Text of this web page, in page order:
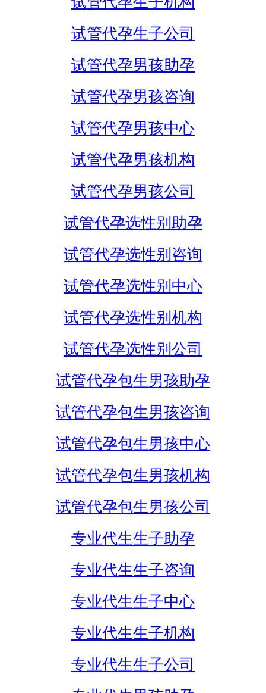
试管代孕生子公司
试管代孕男孩助孕
试管代孕男孩咨询
试管代孕男孩中心
试管代孕男孩机构
试管代孕男孩公司
试管代孕选性别助孕
试管代孕选性别咨询
试管代孕选性别中心
试管代孕选性别机构
试管代孕选性别公司
试管代孕包生男孩助孕
试管代孕包生男孩咨询
试管代孕包生男孩中心
试管代孕包生男孩机构
试管代孕包生男孩公司
专业代生生子助孕
专业代生生子咨询
专业代生生子中心
专业代生生子机构
专业代生生子公司